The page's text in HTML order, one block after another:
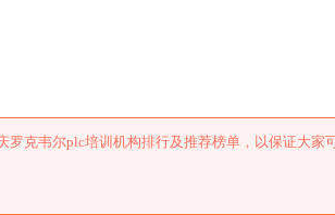
克韦尔plc培训机构排行及推荐榜单，以保证大家